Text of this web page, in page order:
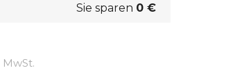
Sie sparen 0 €